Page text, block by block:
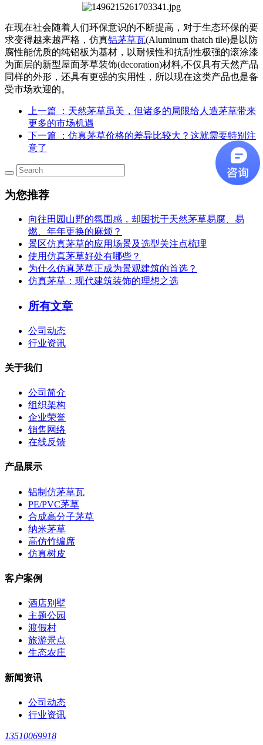
在现在社会随着人们环保意识的不断提高，对于生态环保的要
求变得越来越严格，仿真铝茅草瓦(Aluminum thatch tile)是以防
腐性能优质的纯铝板为基材，以耐候性和抗刮性极强的滚涂漆
为面层的新型屋面茅草装饰(decoration)材料,不仅具有天然产品
同样的外形，还具有更强的实用性，所以现在这类产品也是备
受市场欢迎的。
上一篇
：天然茅草虽美，但诸多的局限给人造茅草带来
更多的市场机遇
下一篇
：仿真茅草价格的差异比较大？这就需要特别注
意了
为您推荐
向往田园山野的氛围感，却困扰于天然茅草易腐、易
燃、年年更换的麻烦？
景区仿真茅草的应用场景及选型关注点梳理
使用仿真茅草好处有哪些？
为什么仿真茅草正成为景观建筑的首选？
仿真茅草：现代建筑装饰的理想之选
所有文章
公司动态
行业资讯
关于我们
公司简介
组织架构
企业荣誉
销售网络
在线反馈
产品展示
铝制仿茅草瓦
PE/PVC茅草
合成高分子茅草
纳米茅草
高仿竹编席
仿真树皮
客户案例
酒店别墅
主题公园
渡假村
旅游景点
生态农庄
新闻资讯
公司动态
行业资讯
13510069918